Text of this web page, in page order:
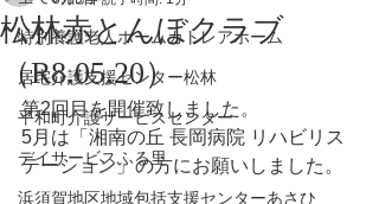
特別養護老人ホームカトレアホーム
居宅介護支援センター松林
平和町介護サービスセンター
デイサービスふる里
浜須賀地区地域包括支援センターあさひ
松林赤とんぼクラブ
（R8.05.20）
第2回目を開催致しました。
5月は「湘南の丘 長岡病院 リハビリス
テーション」の方にお願いしました。